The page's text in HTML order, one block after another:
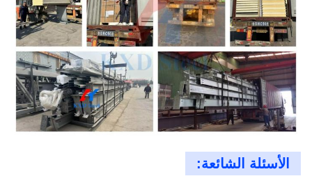
الأسئلة الشائعة: